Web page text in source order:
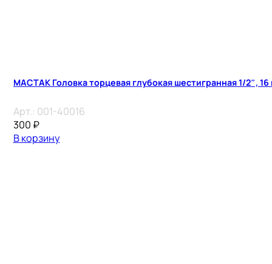
МАСТАК Головка торцевая глубокая шестигранная 1/2″, 16
Арт.: 001-40016
300 ₽
В корзину